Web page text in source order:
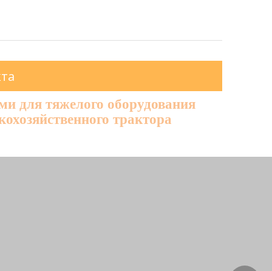
для тяжелого оборудования
трактора